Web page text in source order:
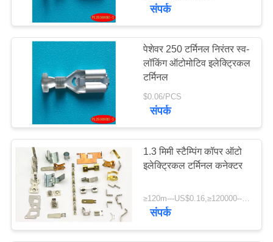
एक
बोली
अनुरोध
साइटमैप
गोपनीयता
संपर्क
पेशेवर 250 टर्मिनल निरंतर स्व-
लॉकिंग ऑटोमोटिव इलेक्ट्रिकल
टर्मिनल
$0.06/PCS
संपर्क
1.3 मिमी स्टैम्पिंग कॉपर ऑटो
इलेक्ट्रिकल टर्मिनल कनेक्टर
≥120m---US$0.16,≥120000----US$0.083 MOQ:1000
संपर्क